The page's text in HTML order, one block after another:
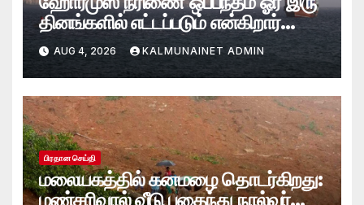
தினங்களில் எட்டப்படும் என்கிறார்
அமெரிக்க கருவூலச் செயலாளர்
ஸ்காட் பெசென்ட்!
AUG 4, 2026 KALMUNAINET ADMIN
பிரதான செய்தி
மலையகத்தில் கனமழை தொடர்கிறது:
மண்சரிவால் வீடு புதைந்து நால்வர்